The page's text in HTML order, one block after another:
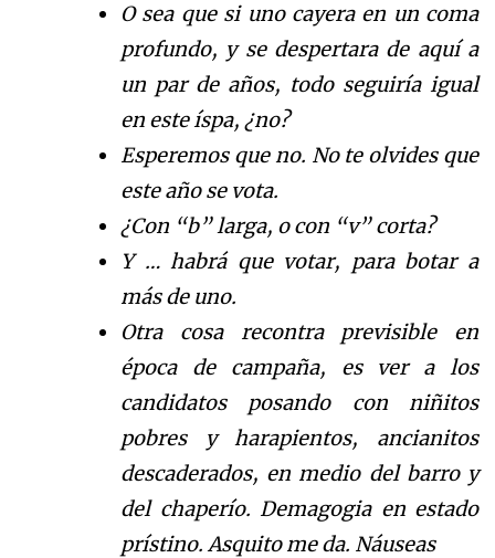
O sea que si uno cayera en un coma
profundo, y se despertara de aquí a
un par de años, todo seguiría igual
en este íspa, ¿no?
Esperemos que no. No te olvides que
este año se vota.
¿Con “b” larga, o con “v” corta?
Y … habrá que votar, para botar a
más de uno.
Otra cosa recontra previsible en
época de campaña, es ver a los
candidatos posando con niñitos
pobres y harapientos, ancianitos
descaderados, en medio del barro y
del chaperío. Demagogia en estado
prístino. Asquito me da. Náuseas